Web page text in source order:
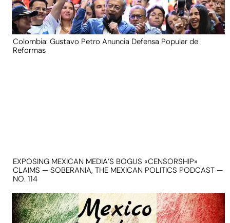
Colombia: Gustavo Petro Anuncia Defensa Popular de
Reformas
EXPOSING MEXICAN MEDIA’S BOGUS «CENSORSHIP»
CLAIMS — SOBERANIA, THE MEXICAN POLITICS PODCAST —
NO. 114